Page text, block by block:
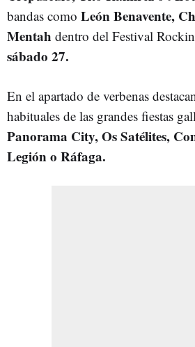
bandas como León Benavente,
Mentah dentro del Festival
sábado 27.
En el apartado de verbenas
habituales de las grandes fiestas
Panorama City, Os Satélites,
Legión o Ráfaga.